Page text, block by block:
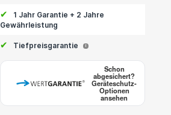
✔
1 Jahr Garantie + 2 Jahre
Gewährleistung
✔ Tiefpreisgarantie i
Schon
abgesichert?
Geräteschutz-
Optionen
ansehen